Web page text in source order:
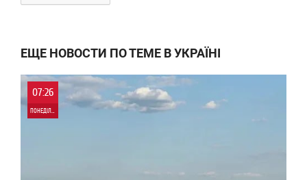
ЕЩЕ НОВОСТИ ПО ТЕМЕ В УКРАЇНІ
07:26
ПОНЕДІЛОК